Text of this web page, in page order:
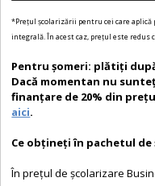
*Preţul şcolarizării pentru cei care aplică
integrală. În acest caz, preţul este redus
Pentru şomeri: plătiţi
Dacă momentan nu
finanţare de 20% din
aici.
Ce obţineţi în pachetul de
În preţul de şcolarizare